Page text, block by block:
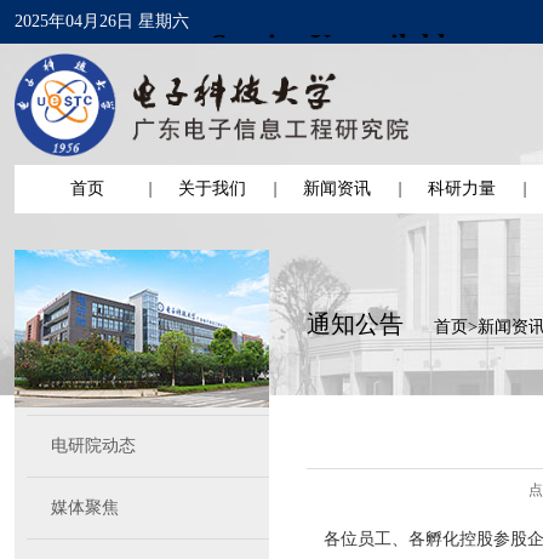
2025年04月26日 星期六
首页 关于我们 新闻资讯 科研力量
电研院动态
媒体聚焦
通知公告 首页>新闻资
各位员工、各孵化控股参股